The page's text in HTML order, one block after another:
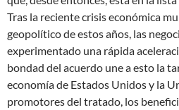
Tras la reciente crisis económica
geopolítico de estos años, las
experimentado una rápida
bondad del acuerdo une a esto la
economía de Estados Unidos y la
promotores del tratado, los